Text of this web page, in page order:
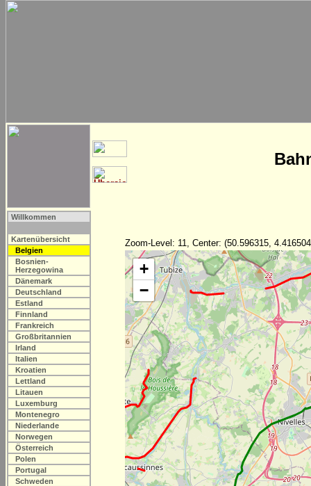
Willkommen
Kartenübersicht
Belgien
Bosnien-
Herzegowina
Dänemark
Deutschland
Estland
Finnland
Frankreich
Großbritannien
Irland
Italien
Kroatien
Lettland
Litauen
Luxemburg
Montenegro
Niederlande
Norwegen
Österreich
Polen
Portugal
Schweden
Zoom-Level: 11, Center: (50.596315,
+
−